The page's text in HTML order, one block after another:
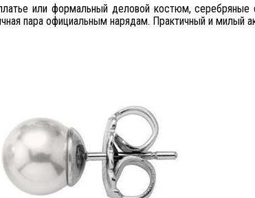
или формальный деловой костюм, серебряные
пара официальным нарядам. Практичный и милый